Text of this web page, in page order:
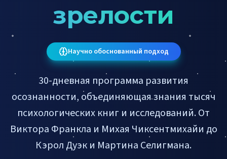
зрелости
Научно обоснованный подход
30-дневная программа развития
осознанности, объединяющая знания тысяч
психологических книг и исследований. От
Виктора Франкла и Михая Чиксентмихайи до
Кэрол Дуэк и Мартина Селигмана.